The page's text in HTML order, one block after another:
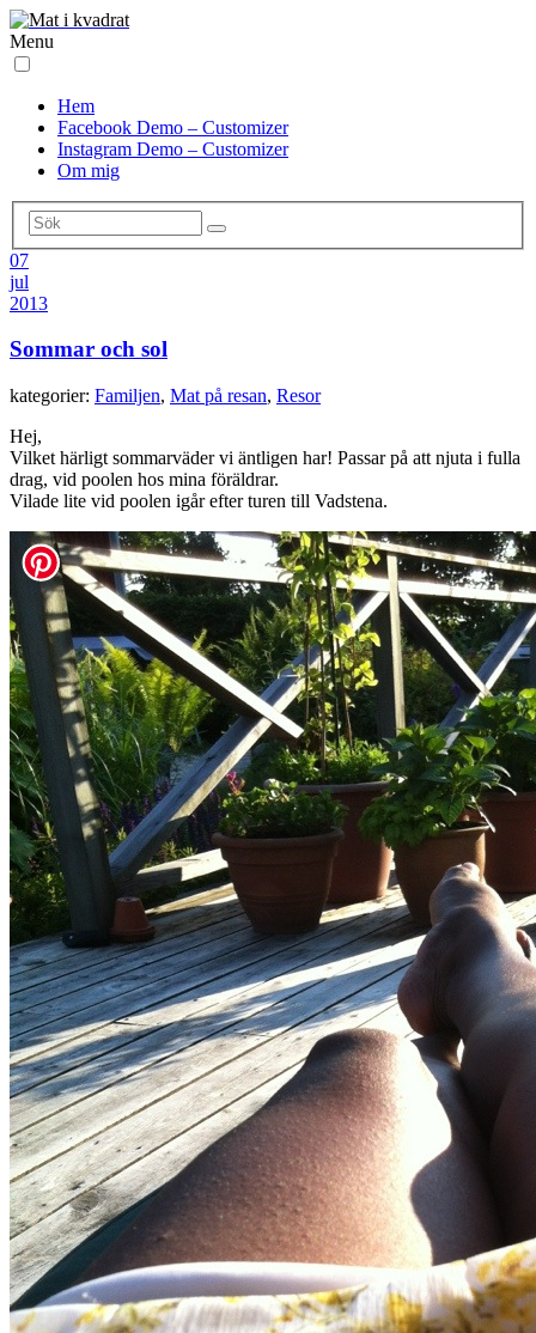
Menu
Hem
Facebook Demo – Customizer
Instagram Demo – Customizer
Om mig
07
jul
2013
Sommar och sol
kategorier: Familjen, Mat på resan, Resor
Hej,
Vilket härligt sommarväder vi äntligen har! Passar på att njuta i fulla
drag, vid poolen hos mina föräldrar.
Vilade lite vid poolen igår efter turen till Vadstena.